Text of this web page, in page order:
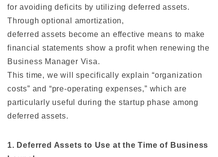
for avoiding deficits by utilizing deferred assets.
Through optional amortization,
deferred assets become an effective means to make
financial statements show a profit when renewing the
Business Manager Visa.
This time, we will specifically explain “organization
costs” and “pre-operating expenses,” which are
particularly useful during the startup phase among
deferred assets.
1. Deferred Assets to Use at the Time of Business